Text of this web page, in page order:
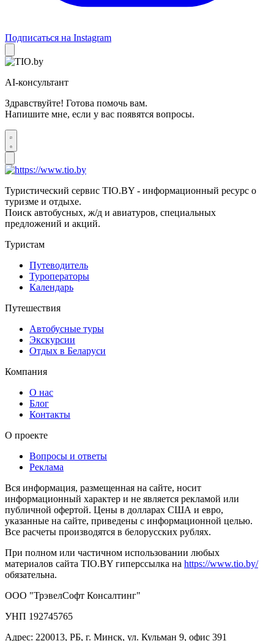
Подписаться на Instagram
AI-консультант
Здравствуйте! Готова помочь вам.
Напишите мне, если у вас появятся вопросы.
Туристический сервис TIO.BY - информационный ресурс о
туризме и отдыхе.
Поиск автобусных, ж/д и авиатуров, специальных
предложений и акций.
Туристам
Путеводитель
Туроператоры
Календарь
Путешествия
Автобусные туры
Экскурсии
Отдых в Беларуси
Компания
О нас
Блог
Контакты
О проекте
Вопросы и ответы
Реклама
Вся информация, размещенная на сайте, носит
информационный характер и не является рекламой или
публичной офертой. Цены в долларах США и евро,
указанные на сайте, приведены с информационной целью.
Все расчеты производятся в белорусских рублях.
При полном или частичном использовании любых
материалов сайта TIO.BY гиперссылка на https://www.tio.by/
обязательна.
ООО "ТрэвелСофт Консалтинг"
УНП 192745765
Адрес: 220013, РБ, г. Минск, ул. Кульман 9, офис 391